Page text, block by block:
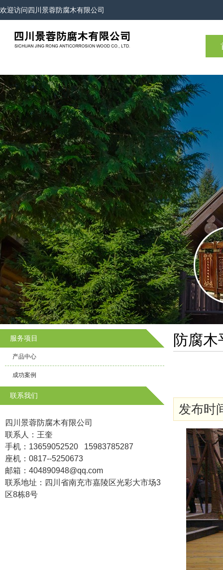
欢迎访问四川景蓉防腐木有限公司
服务项目
产品中心
成功案例
联系我们
四川景蓉防腐木有限公司
联系人：王奎
手机：13659052520 15983785287
座机： 0817--5250673
邮箱：404890948@qq.com
联系地址： 四川省南充市嘉陵区光彩大市场3
区8栋8号
防腐木
发布时